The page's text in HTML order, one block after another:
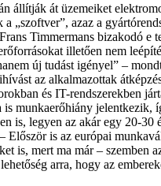
állítják át üzemeiket
„szoftver”, azaz a
Timmermans bizakodó e
illetően nem
új tudást igényel” –
az alkalmazottak
és IT-rendszerekben
is munkaerőhiány jelentkezik,
is, legyen az akár egy 20-30
Először is az európai
is, mert ma már – szemben
arra, hogy az